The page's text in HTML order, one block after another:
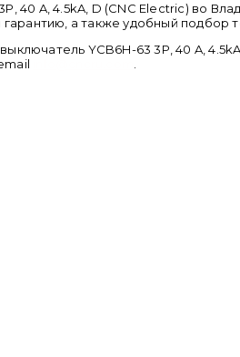
40 A, 4.5kA, D (CNC Electric) во
а также удобный подбор
YCB6H-63 3P, 40 A,